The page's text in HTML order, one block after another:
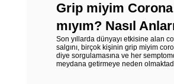
Grip miyim Corona
mıyım? Nasıl
Son yıllarda dünyayı etkisine alan
salgını, birçok kişinin grip miyim
diye sorgulamasına ve her
meydana getirmeye neden